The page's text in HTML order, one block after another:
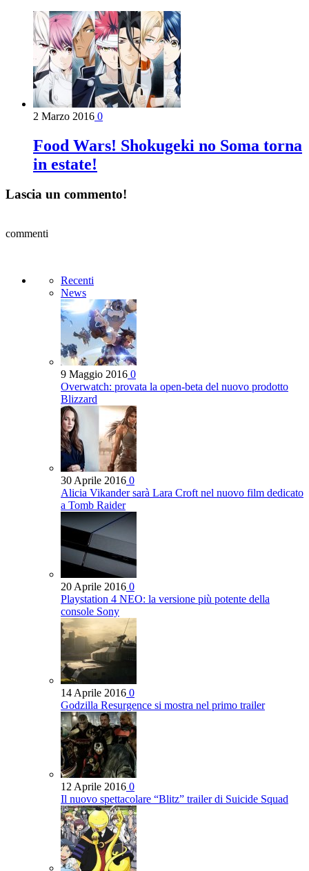
2 Marzo 2016 0
Food Wars! Shokugeki no Soma torna
in estate!
Lascia un commento!
commenti
Recenti
News
9 Maggio 2016 0
Overwatch: provata la open-beta del nuovo prodotto
Blizzard
30 Aprile 2016 0
Alicia Vikander sarà Lara Croft nel nuovo film dedicato
a Tomb Raider
20 Aprile 2016 0
Playstation 4 NEO: la versione più potente della
console Sony
14 Aprile 2016 0
Godzilla Resurgence si mostra nel primo trailer
12 Aprile 2016 0
Il nuovo spettacolare “Blitz” trailer di Suicide Squad